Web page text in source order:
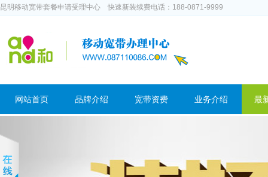
昆明移动宽带套餐申请受理中心 快速新装续费电话：188-0871-9999
网站首页 品牌介绍 宽带资费 业务介绍 最